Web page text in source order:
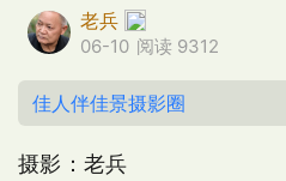
老兵
06-10 阅读 9312
佳人伴佳景摄影圈
摄影：老兵